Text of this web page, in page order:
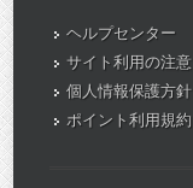
ヘルプセンター
サイト利用の注意
個人情報保護方針
ポイント利用規約